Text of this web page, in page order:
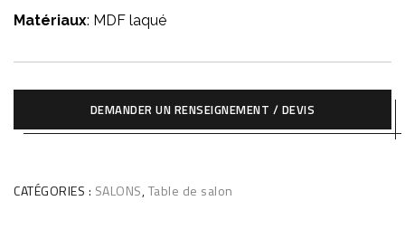
Matériaux: MDF laqué
DEMANDER UN RENSEIGNEMENT / DEVIS
CATÉGORIES : SALONS,Table de salon